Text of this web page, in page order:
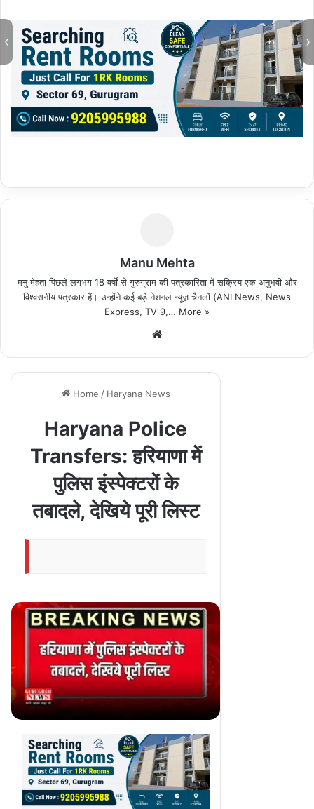
Manu Mehta
मनु मेहता पिछले लगभग 18 वर्षों से गुरुग्राम की पत्रकारिता में सक्रिय एक अनुभवी और
विश्वसनीय पत्रकार हैं। उन्होंने कई बड़े नेशनल न्यूज़ चैनलों (ANI News, News
Express, TV 9,… More »
‹ ›